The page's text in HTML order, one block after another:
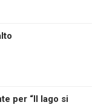
per “Il lago si